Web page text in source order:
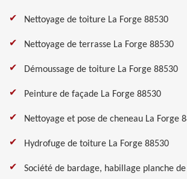
Nettoyage de toiture La Forge 88530
Nettoyage de terrasse La Forge 88530
Démoussage de toiture La Forge 88530
Peinture de façade La Forge 88530
Nettoyage et pose de cheneau La Forge
Hydrofuge de toiture La Forge 88530
Société de bardage, habillage planche